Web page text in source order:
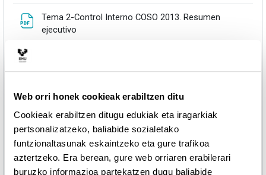
Web orri honek cookieak erabiltzen ditu
Cookieak erabiltzen ditugu edukiak eta iragarkiak
pertsonalizatzeko, baliabide sozialetako
funtzionaltasunak eskaintzeko eta gure trafikoa
aztertzeko. Era berean, gure web orriaren erabilerari
buruzko informazioa partekatzen dugu baliabide
Tema 2-Control Interno COSO 2013. Resumen
ejecutivo
financiera PYMEsURLa
Tema 3-COSO ERM Resumen ejecutivo
Tema 4-Código de Buen Gobierno para Sociedades
Cotizadas (España)URLa